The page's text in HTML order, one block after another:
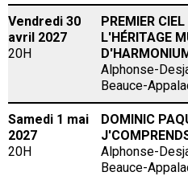
Vendredi 30
avril 2027
20H
PREMIER CIEL
L'HÉRITAGE
Alphonse-
Beauce-
Samedi 1 mai
2027
20H
DOMINIC
Alphonse-
Beauce-